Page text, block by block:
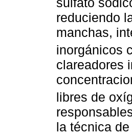
reduciendo
manchas,
inorgánicos
clareadores
libres de
la técnica